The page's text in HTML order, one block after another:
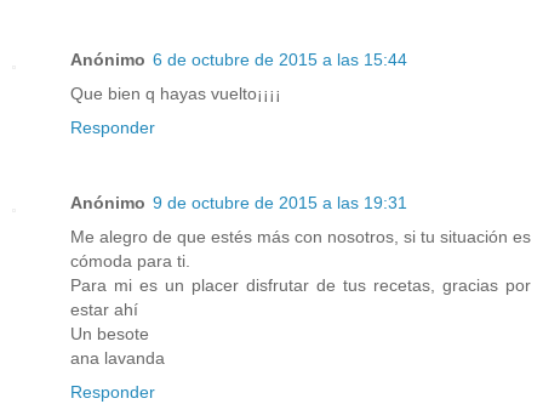
Anónimo 6 de octubre de 2015 a las 15:44
Que bien q hayas vuelto¡¡¡¡
Responder
Anónimo 9 de octubre de 2015 a las 19:31
Me alegro de que estés más con nosotros, si tu situación es
cómoda para ti.
Para mi es un placer disfrutar de tus recetas, gracias por
estar ahí
Un besote
ana lavanda
Responder